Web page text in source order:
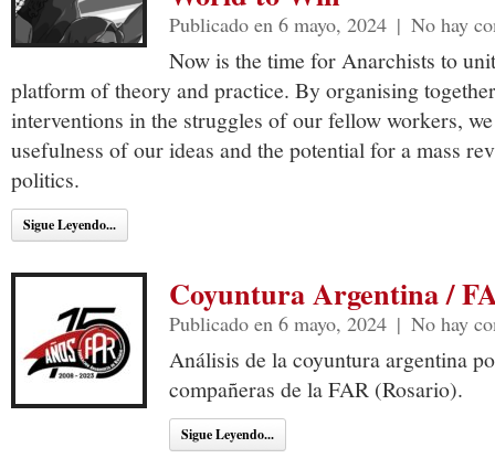
Publicado en 6 mayo, 2024 | No hay
Now is the time for Anarchists to
platform of theory and practice. By organising
interventions in the struggles of our fellow workers,
usefulness of our ideas and the potential for a mass
politics.
Sigue Leyendo...
Coyuntura Argentina /
Publicado en 6 mayo, 2024 | No hay
Análisis de la coyuntura argentina
compañeras de la FAR (Rosario).
Sigue Leyendo...